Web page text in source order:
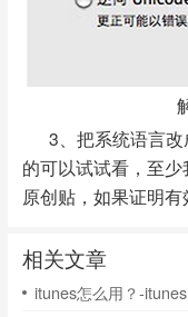
解
3、把系统语言改
的可以试试看，至
原创贴，如果证明有
相关文章
itunes怎么用？-